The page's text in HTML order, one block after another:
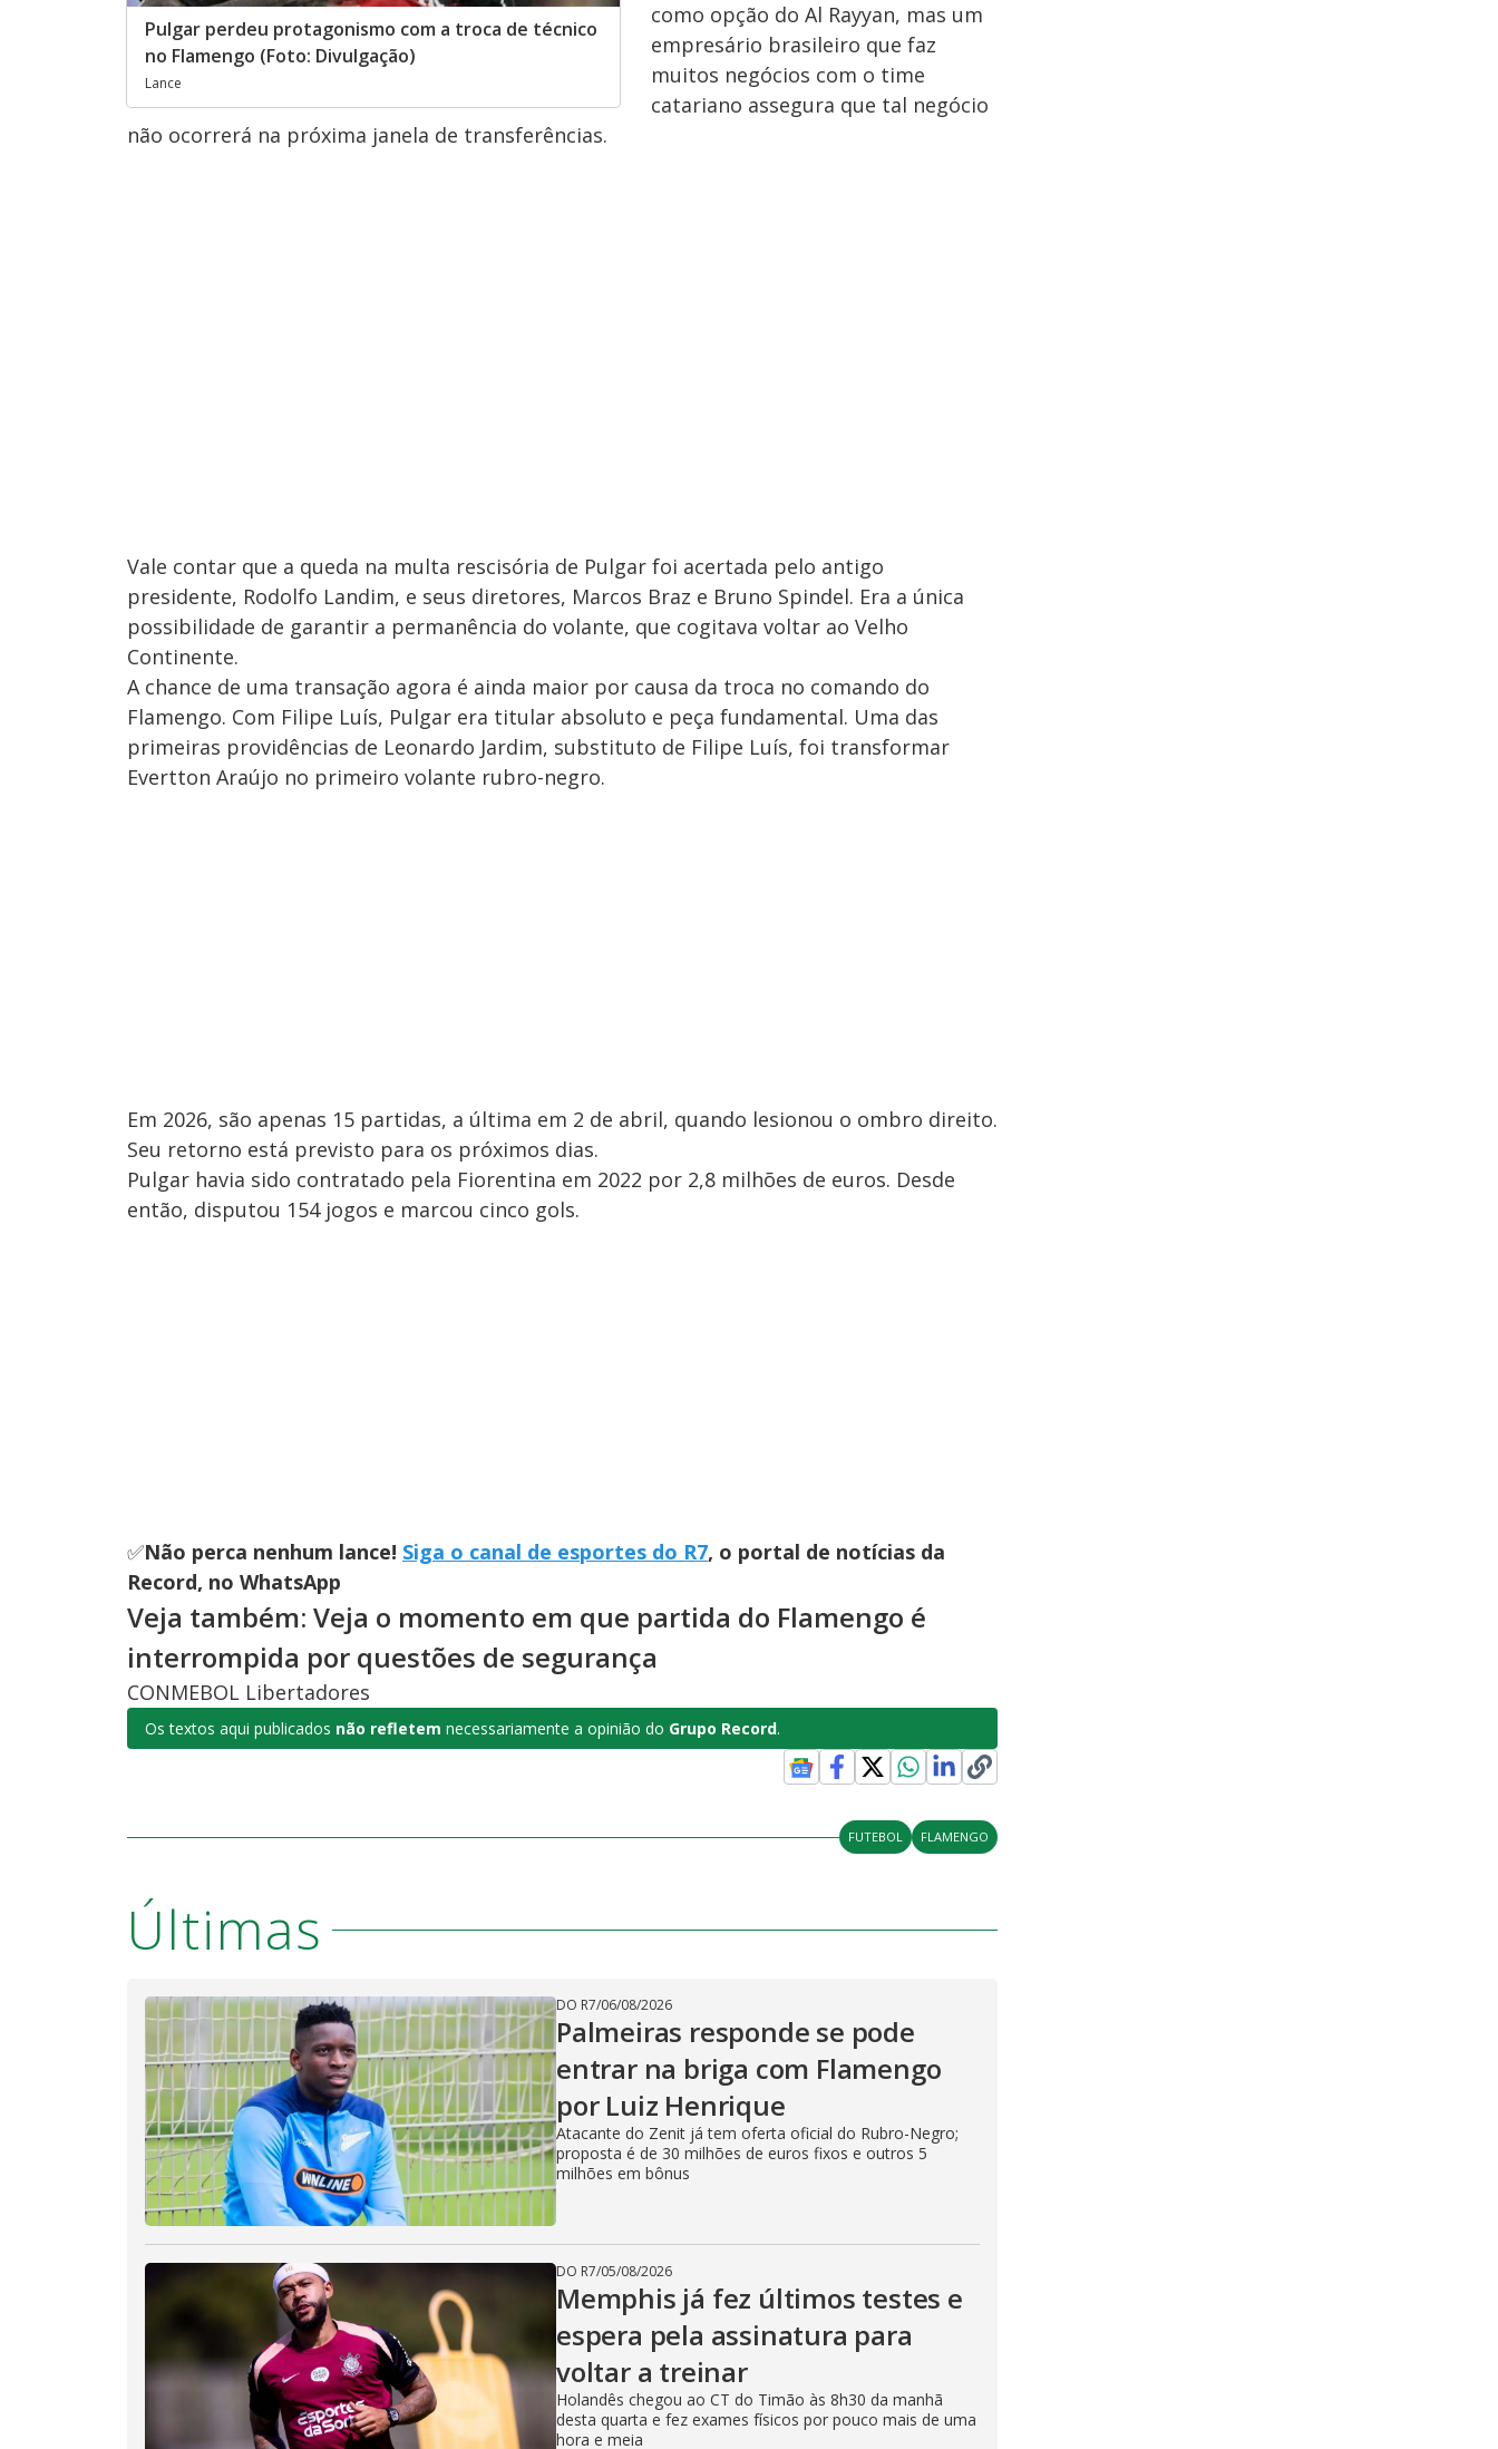
Pulgar perdeu protagonismo com a troca de técnico
no Flamengo (Foto: Divulgação)
Lance
como opção do Al Rayyan, mas um
empresário brasileiro que faz
muitos negócios com o time
catariano assegura que tal negócio
não ocorrerá na próxima janela de transferências.
Vale contar que a queda na multa rescisória de Pulgar foi acertada pelo antigo
presidente, Rodolfo Landim, e seus diretores, Marcos Braz e Bruno Spindel. Era a única
possibilidade de garantir a permanência do volante, que cogitava voltar ao Velho
Continente.
A chance de uma transação agora é ainda maior por causa da troca no comando do
Flamengo. Com Filipe Luís, Pulgar era titular absoluto e peça fundamental. Uma das
primeiras providências de Leonardo Jardim, substituto de Filipe Luís, foi transformar
Evertton Araújo no primeiro volante rubro-negro.
Em 2026, são apenas 15 partidas, a última em 2 de abril, quando lesionou o ombro direito.
Seu retorno está previsto para os próximos dias.
Pulgar havia sido contratado pela Fiorentina em 2022 por 2,8 milhões de euros. Desde
então, disputou 154 jogos e marcou cinco gols.
✅Não perca nenhum lance! Siga o canal de esportes do R7, o portal de notícias da
Record, no WhatsApp
Veja também: Veja o momento em que partida do Flamengo é
interrompida por questões de segurança
CONMEBOL Libertadores
Os textos aqui publicados não refletem necessariamente a opinião do Grupo Record.
FUTEBOL FLAMENGO
Últimas
DO R7/06/08/2026
Palmeiras responde se pode
entrar na briga com Flamengo
por Luiz Henrique
Atacante do Zenit já tem oferta oficial do Rubro-Negro;
proposta é de 30 milhões de euros fixos e outros 5
milhões em bônus
DO R7/05/08/2026
Memphis já fez últimos testes e
espera pela assinatura para
voltar a treinar
Holandês chegou ao CT do Timão às 8h30 da manhã
desta quarta e fez exames físicos por pouco mais de uma
hora e meia